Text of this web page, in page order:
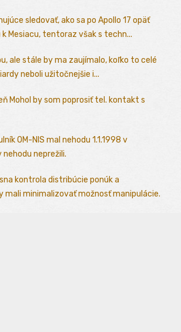
sledovať, ako sa po Apollo 17 opäť
Mesiacu, tentoraz však s techn...
ale stále by ma zaujímalo, koľko to celé
neboli užitočnejšie i...
Mohol by som poprosiť tel. kontakt s
OM-NIS mal nehodu 1.1.1998 v
neprežili.
kontrola distribúcie ponúk a
mali minimalizovať možnosť manipulácie.